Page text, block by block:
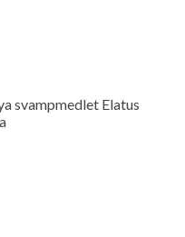
svampmedlet Elatus